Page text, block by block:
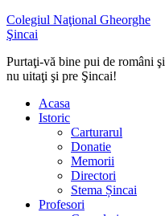
Colegiul Naţional Gheorghe
Şincai
Purtaţi-vă bine pui de români şi
nu uitaţi şi pre Şincai!
Acasa
Istoric
Carturarul
Donatie
Memorii
Directori
Stema Șincai
Profesori